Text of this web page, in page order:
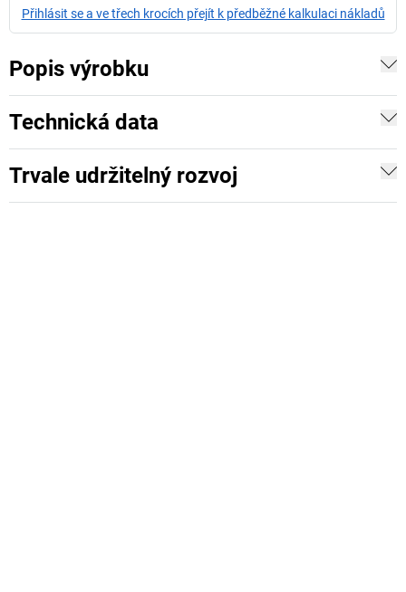
Přihlásit se a ve třech krocích přejít k předběžné kalkulaci nákladů
Popis výrobku
Technická data
Trvale udržitelný rozvoj